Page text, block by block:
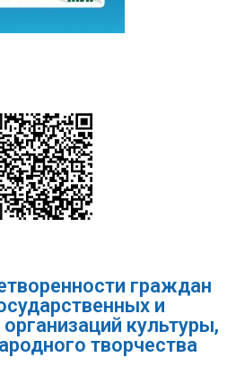
граждан
и
культуры,
творчества